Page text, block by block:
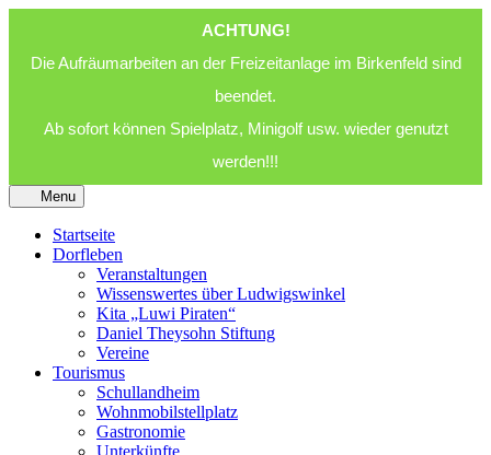
ACHTUNG!
Die Aufräumarbeiten an der Freizeitanlage im Birkenfeld sind
beendet.
Ab sofort können Spielplatz, Minigolf usw. wieder genutzt
werden!!!
Menu
Startseite
Dorfleben
Veranstaltungen
Wissenswertes über Ludwigswinkel
Kita „Luwi Piraten“
Daniel Theysohn Stiftung
Vereine
Tourismus
Schullandheim
Wohnmobilstellplatz
Gastronomie
Unterkünfte